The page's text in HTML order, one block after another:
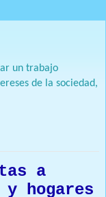
un trabajo
de la sociedad,
a
hogares